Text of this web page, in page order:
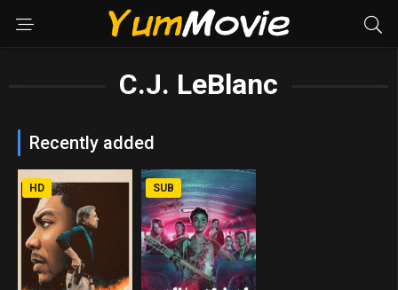
C.J. LeBlanc
Recently added
HD SUB